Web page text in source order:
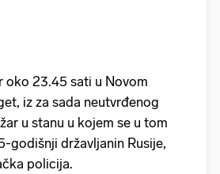
oko 23.45 sati u Novom
iz za sada neutvrđenog
u stanu u kojem se u tom
godišnji državljanin Rusije,
policija.